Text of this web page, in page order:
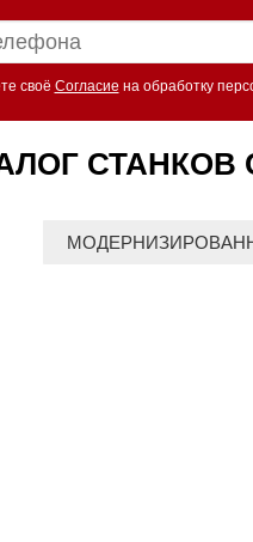
своё Согласие на обработку
СТАНКОВ